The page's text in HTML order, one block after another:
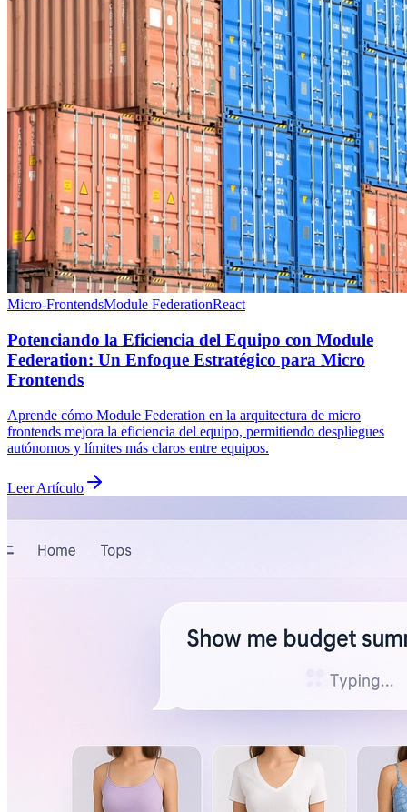
Micro-FrontendsModule FederationReact
Potenciando la Eficiencia del Equipo con Module
Federation: Un Enfoque Estratégico para Micro
Frontends
Aprende cómo Module Federation en la arquitectura de micro
frontends mejora la eficiencia del equipo, permitiendo despliegues
autónomos y límites más claros entre equipos.
Leer Artículo